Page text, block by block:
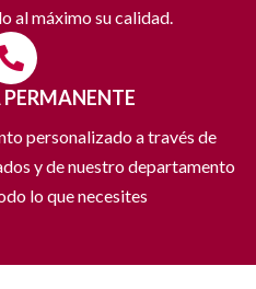
al máximo su calidad.
personalizado a través de
y de nuestro departamento
lo que necesites